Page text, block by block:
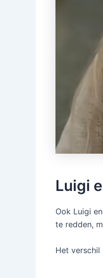
Luigi
Ook Luigi
te redden,
Het verschil